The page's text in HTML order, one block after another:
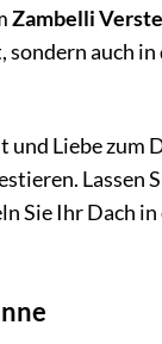
Zambelli
auch
Liebe zum
Lassen
Sie Ihr Dach in